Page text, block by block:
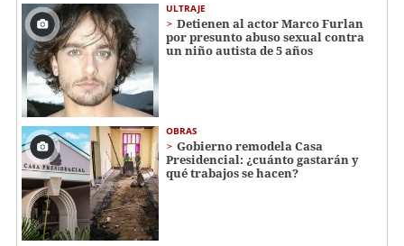
ULTRAJE
Detienen al actor Marco Furlan
por presunto abuso sexual contra
un niño autista de 5 años
OBRAS
Gobierno remodela Casa
Presidencial: ¿cuánto gastarán y
qué trabajos se hacen?